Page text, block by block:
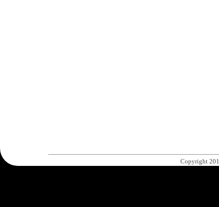
Copyright